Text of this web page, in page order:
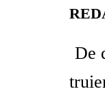
De